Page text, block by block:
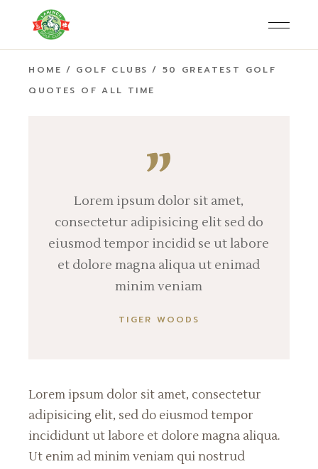
HOME GOLF CLUBS
50 GREATEST GOLF
QUOTES OF ALL TIME
Lorem ipsum dolor sit amet,
consectetur adipisicing elit sed do
eiusmod tempor incidid se ut labore
et dolore magna aliqua ut enimad
minim veniam
TIGER WOODS
Lorem ipsum dolor sit amet, consectetur
adipisicing elit, sed do eiusmod tempor
incididunt ut labore et dolore magna aliqua.
Ut enim ad minim veniam qui nostrud